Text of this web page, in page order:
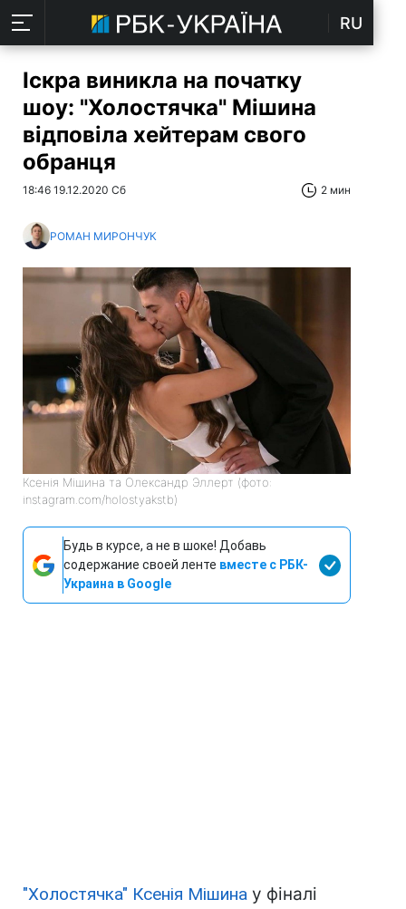
RU
Іскра виникла на початку
шоу: "Холостячка" Мішина
відповіла хейтерам свого
обранця
18:46 19.12.2020 Сб 2 мин
РОМАН МИРОНЧУК
Ксенія Мішина та Олександр Эллерт (фото:
instagram.com/holostyakstb)
Будь в курсе, а не в шоке! Добавь
содержание своей ленте вместе с РБК-
Украина в Google
"Холостячка" Ксенія Мішина у фіналі